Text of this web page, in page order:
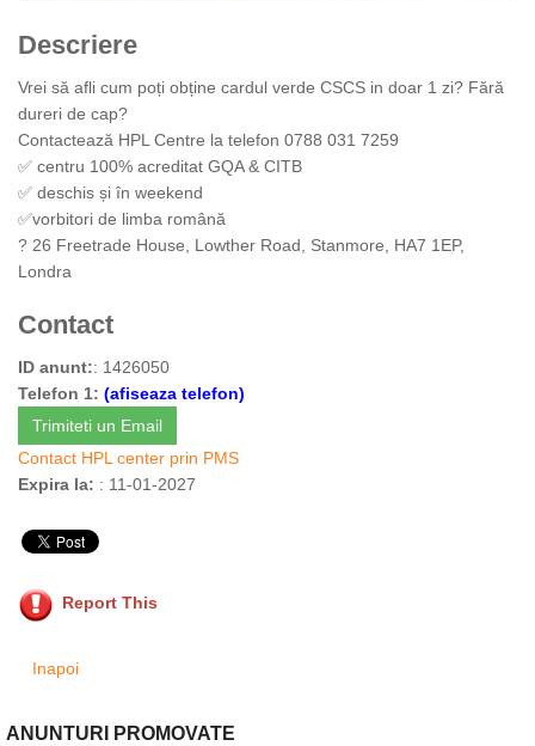
Descriere
Vrei să afli cum poți obține cardul verde CSCS in doar 1 zi? Fără
dureri de cap?
Contactează HPL Centre la telefon 0788 031 7259
✅ centru 100% acreditat GQA & CITB
✅ deschis și în weekend
✅vorbitori de limba română
? 26 Freetrade House, Lowther Road, Stanmore, HA7 1EP,
Londra
Contact
ID anunt:: 1426050
Telefon 1: (afiseaza telefon)
Trimiteti un Email
Contact HPL center prin PMS
Expira la: : 11-01-2027
Report This
Inapoi
ANUNTURI PROMOVATE